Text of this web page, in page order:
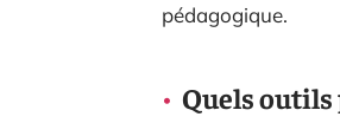
pédagogique.
Quels outils